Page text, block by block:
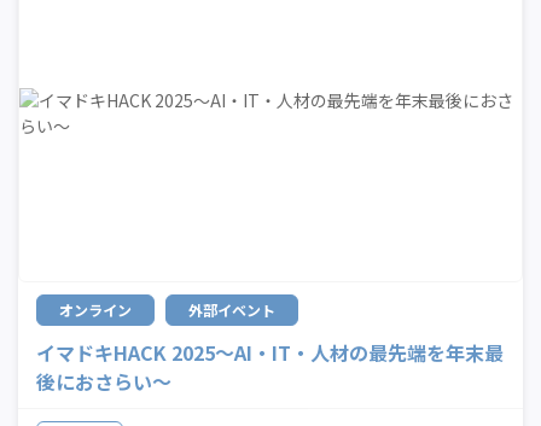
オンライン 外部イベント
イマドキHACK 2025〜AI・IT・人材の最先端を年末最
後におさらい〜